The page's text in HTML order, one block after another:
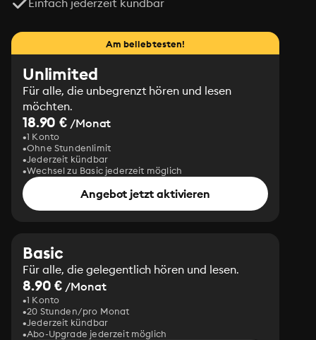
Einfach jederzeit kündbar
Am beliebtesten!
Unlimited
Für alle, die unbegrenzt hören und lesen
möchten.
18.90 € /Monat
1 Konto
Ohne Stundenlimit
Jederzeit kündbar
Wechsel zu Basic jederzeit möglich
Angebot jetzt aktivieren
Basic
Für alle, die gelegentlich hören und lesen.
8.90 € /Monat
1 Konto
20 Stunden/pro Monat
Jederzeit kündbar
Abo-Upgrade jederzeit möglich